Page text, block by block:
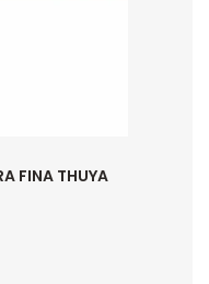
FINA THUYA